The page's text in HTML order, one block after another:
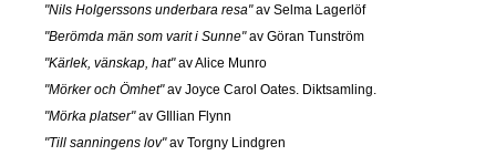
"Nils Holgerssons underbara resa"av Selma Lagerlöf
"Berömda män som varit i Sunne"av Göran Tunström
"Kärlek, vänskap, hat"av Alice Munro
"Mörker och Ömhet"av Joyce Carol Oates. Diktsamling.
"Mörka platser"av GIllian Flynn
"Till sanningens lov"av Torgny Lindgren